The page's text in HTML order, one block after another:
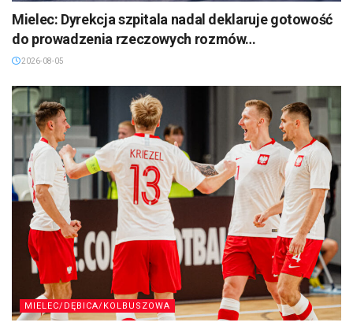
Mielec: Dyrekcja szpitala nadal deklaruje gotowość
do prowadzenia rzeczowych rozmów…
2026-08-05
MIELEC/DĘBICA/KOLBUSZOWA